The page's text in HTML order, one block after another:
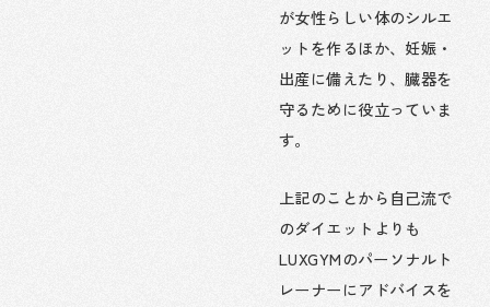
が女性らしい体のシルエ
ットを作るほか、妊娠・
出産に備えたり、臓器を
守るために役立っていま
す。
上記のことから自己流で
のダイエットよりも
LUXGYMのパーソナルト
レーナーにアドバイスを